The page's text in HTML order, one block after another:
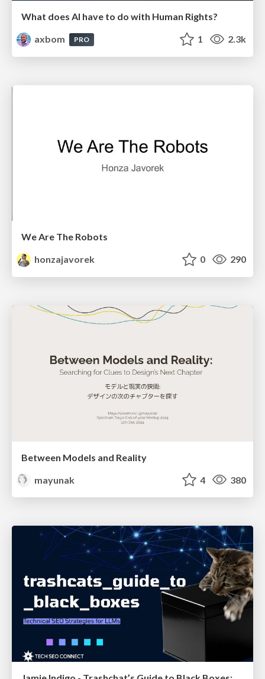
What does AI have to do with Human Rights?
axbom
PRO 1 2.3k
We Are The Robots
honzajavorek
0 290
Between Models and Reality
mayunak
4 380